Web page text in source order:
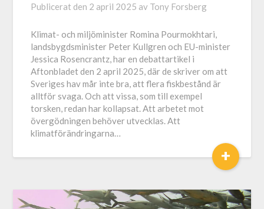
Publicerat den 2 april 2025 av Tony Forsberg
Klimat- och miljöminister Romina Pourmokhtari,
landsbygdsminister Peter Kullgren och EU-minister
Jessica Rosencrantz, har en debattartikel i
Aftonbladet den 2 april 2025, där de skriver om att
Sveriges hav mår inte bra, att flera fiskbestånd är
alltför svaga. Och att vissa, som till exempel
torsken, redan har kollapsat. Att arbetet mot
övergödningen behöver utvecklas. Att
klimatförändringarna…
+